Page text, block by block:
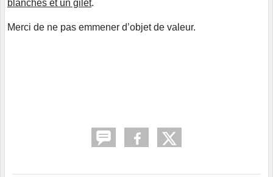
blanches et un gilet.
Merci de ne pas emmener d’objet de valeur.